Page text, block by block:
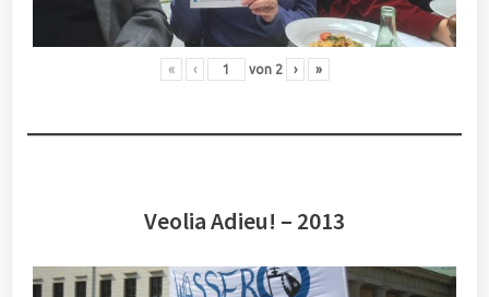
« ‹ von 2 › »
Veolia Adieu! – 2013